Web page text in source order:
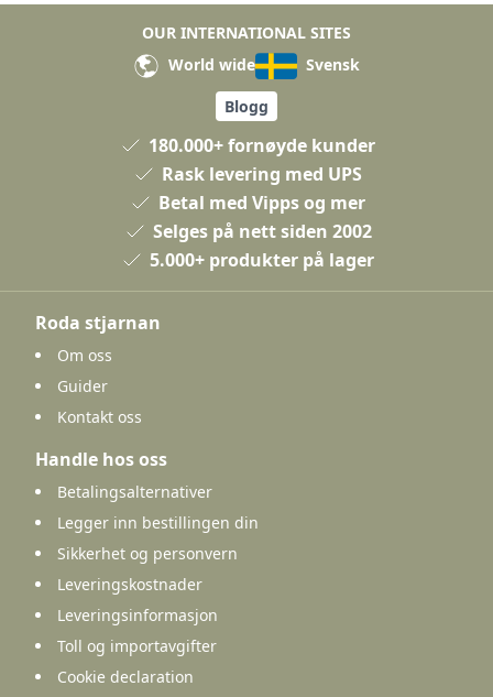
OUR INTERNATIONAL SITES
World wide
Svensk
Blogg
180.000+ fornøyde kunder
Rask levering med UPS
Betal med Vipps og mer
Selges på nett siden 2002
5.000+ produkter på lager
Roda stjarnan
Om oss
Guider
Kontakt oss
Handle hos oss
Betalingsalternativer
Legger inn bestillingen din
Sikkerhet og personvern
Leveringskostnader
Leveringsinformasjon
Toll og importavgifter
Cookie declaration